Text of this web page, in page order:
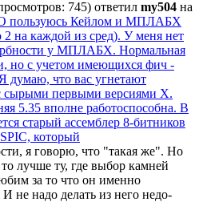
745) ответил my504 на
Кейлом и МПЛАБХ
2 на каждой из сред). У меня нет
у МПЛАБХ. Нормальная
но с учетом имеющихся фич -
думаю, что вас угнетают
сырыми первыми версиями Х.
5.35 вполне работоспособна. В
старый ассемблер 8-битников
который
я говорю, что "такая же". Но
лучше ту, где выбор камней
за то что он именно
не надо делать из него недо-